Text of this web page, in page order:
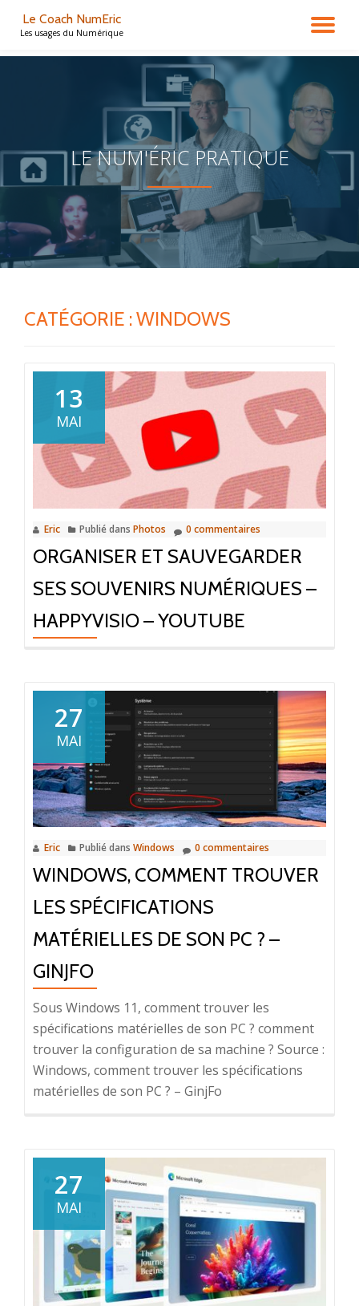
au
Le Coach NumEric
Les usages du Numérique
LE NUM'ÉRIC PRATIQUE
CATÉGORIE :WINDOWS
13
MAI
Eric Publié dans Photos 0 commentaires
ORGANISER ET SAUVEGARDER
SES SOUVENIRS NUMÉRIQUES –
HAPPYVISIO – YOUTUBE
27
MAI
Eric Publié dans Windows 0 commentaires
WINDOWS, COMMENT TROUVER
LES SPÉCIFICATIONS
MATÉRIELLES DE SON PC ? –
GINJFO
Sous Windows 11, comment trouver les
spécifications matérielles de son PC ? comment
trouver la configuration de sa machine ? Source :
Windows, comment trouver les spécifications
matérielles de son PC ? – GinjFo
27
MAI